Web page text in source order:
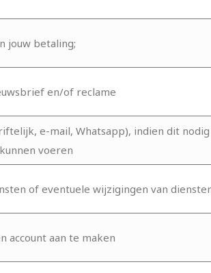
jouw betaling;
en/of reclame
e-mail, Whatsapp), indien dit nodig
voeren
of eventuele wijzigingen van
account aan te maken